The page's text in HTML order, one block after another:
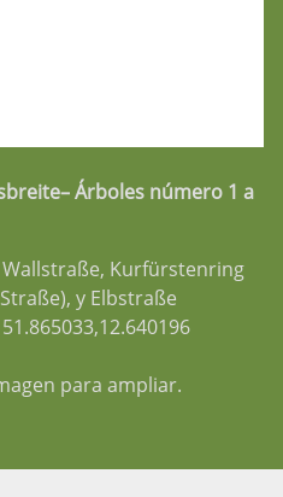
Árboles número 1 a
Kurfürstenring
y Elbstraße
para ampliar.